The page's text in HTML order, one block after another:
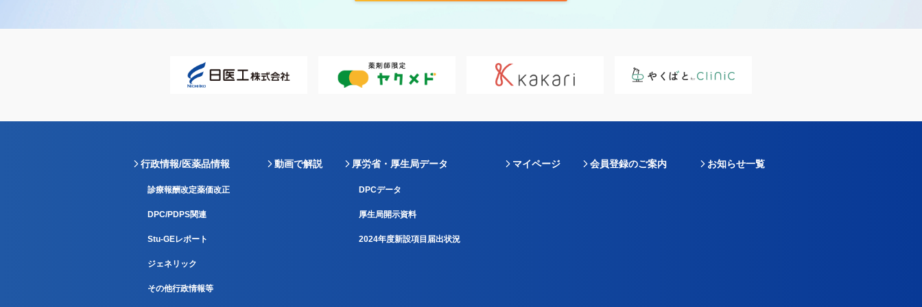
行政情報/医薬品情報
診療報酬改定薬価改正
DPC/PDPS関連
Stu-GEレポート
ジェネリック
その他行政情報等
動画で解説 厚労省・厚生局データ
DPCデータ
厚生局開示資料
2024年度新設項目届出状況
マイページ 会員登録のご案内 お知らせ一覧